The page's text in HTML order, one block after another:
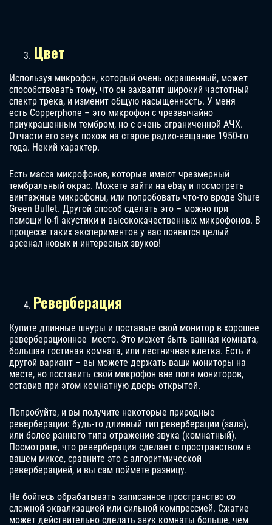
Цвет
Используя микрофон, который очень окрашенный, может
способствовать тому, что он захватит широкий частотный
спектр трека, и изменит общую насыщенность. У меня
есть Copperphone – это микрофон с чрезвычайно
приукрашенным тембром, но с очень ограниченной АЧХ.
Отчасти его звук похож на старое радио-вещание 1950-го
года. Некий характер.
Есть масса микрофонов, которые имеют чрезмерный
тембральный окрас. Можете зайти на ebay и посмотреть
винтажные микрофоны, или попробовать что-то вроде Shure
Green Bullet. Другой способ сделать это – можно при
помощи lo-fi акустики и высококачественных микрофонов. В
процессе таких экспериментов у вас появится целый
арсенал новых и интересных звуков!
Реверберация
Купите длинные шнуры и поставьте свой монитор в хорошее
реверберационное место. Это может быть ванная комната,
большая гостиная комната, или лестничная клетка. Есть и
другой вариант – вы можете держать ваши мониторы на
месте, но поставить свой микрофон вне поля мониторов,
оставив при этом комнатную дверь открытой.
Попробуйте, и вы получите некоторые природные
реверберации: будь-то длинный тип реверберации (зала),
или более раннего типа отражение звука (комнатный).
Посмотрите, что реверберация сделает с пространством в
вашем миксе, сравните это с алгоритмической
реверберацией, и вы сам поймете разницу.
Не бойтесь обрабатывать записанное пространство со
сложной эквализацией или сильной компрессией. Сжатие
может действительно сделать звук комнаты больше, чем